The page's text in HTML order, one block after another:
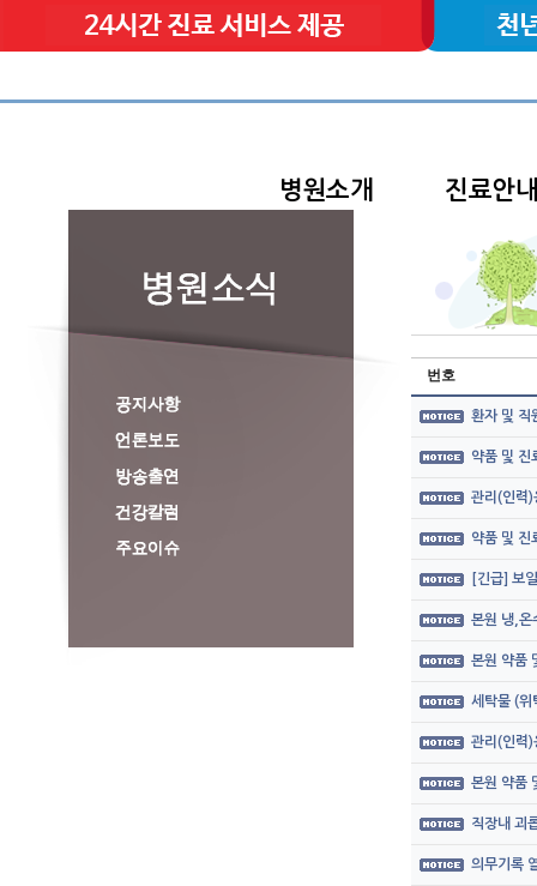
병원소개 진료안내
번호
환자 및 직
약품 및 진
관리(인력)
약품 및 진
[긴급] 보
본원 냉,온
본원 약품
세탁물 (위
관리(인력)
본원 약품
직장내 괴
의무기록